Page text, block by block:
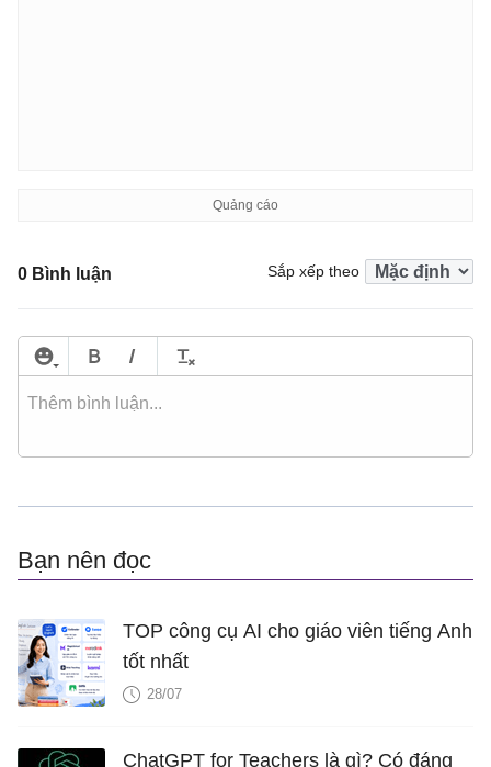
0 Bình luận Sắp xếp theo
Bạn nên đọc
TOP công cụ AI cho giáo viên tiếng Anh
tốt nhất
28/07
ChatGPT for Teachers là gì? Có đáng